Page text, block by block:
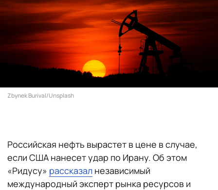
Zbynek Burival/Unsplash
Российская нефть вырастет в цене в случае,
если США нанесет удар по Ирану. Об этом
«Ридусу» рассказал независимый
международный эксперт рынка ресурсов и